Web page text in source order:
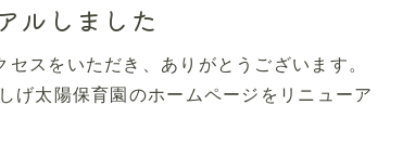
ルしました
スをいただき、ありがとうございます。
げ太陽保育園のホームページをリニューア